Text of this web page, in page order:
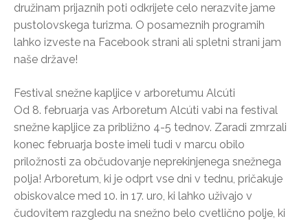
družinam prijaznih poti odkrijete celo nerazvite jame
pustolovskega turizma. O posameznih programih
lahko izveste na Facebook strani ali spletni strani jam
naše države!
Festival snežne kapljice v arboretumu Alcúti
Od 8. februarja vas Arboretum Alcúti vabi na festival
snežne kapljice za približno 4-5 tednov. Zaradi zmrzali
konec februarja boste imeli tudi v marcu obilo
priložnosti za občudovanje neprekinjenega snežnega
polja! Arboretum, ki je odprt vse dni v tednu, pričakuje
obiskovalce med 10. in 17. uro, ki lahko uživajo v
čudovitem razgledu na snežno belo cvetlično polje, ki